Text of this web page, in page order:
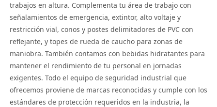
trabajos en altura. Complementa tu área de trabajo con
señalamientos de emergencia, extintor, alto voltaje y
restricción vial, conos y postes delimitadores de PVC con
reflejante, y topes de rueda de caucho para zonas de
maniobra. También contamos con bebidas hidratantes para
mantener el rendimiento de tu personal en jornadas
exigentes. Todo el equipo de seguridad industrial que
ofrecemos proviene de marcas reconocidas y cumple con los
estándares de protección requeridos en la industria, la